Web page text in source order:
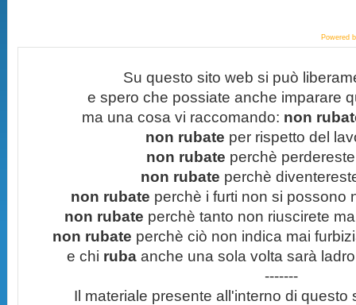
Powered
Su questo sito web si può
e spero che possiate anche imparare
ma una cosa vi raccomando: non
non rubate per rispetto del
non rubate perchè
non rubate perchè
non rubate perchè i furti non si possono
non rubate perchè tanto non riuscirete
non rubate perchè ciò non indica mai
e chi ruba anche una sola volta sarà
-------
Il materiale presente all'interno di questo